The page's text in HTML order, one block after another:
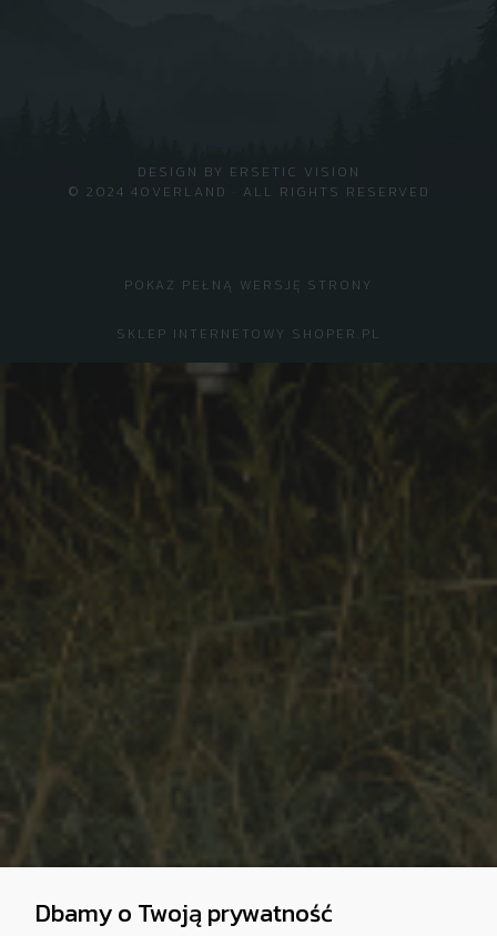
© 2024 4OVERLAND · ALL RIGHTS RESERVED
DESIGN BY ERSETIC VISION
POKAŻ PEŁNĄ WERSJĘ STRONY
SKLEP INTERNETOWY SHOPER.PL
Dbamy o Twoją prywatność